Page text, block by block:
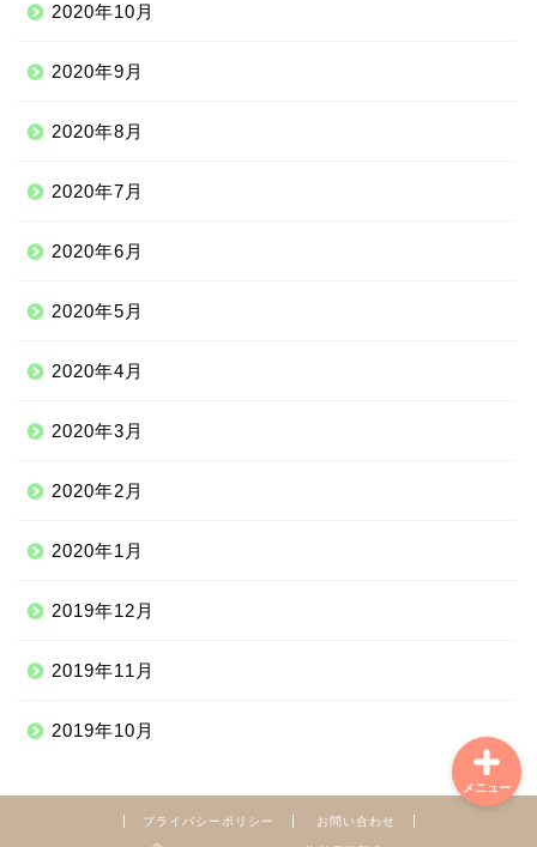
2020年10月
2020年9月
2020年8月
2020年7月
2020年6月
2020年5月
2020年4月
2020年3月
2020年2月
2020年1月
2019年12月
2019年11月
2019年10月
プライバシーポリシー お問い合わせ
メニュー